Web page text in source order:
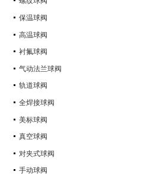
保温球阀
高温球阀
衬氟球阀
气动法兰球阀
轨道球阀
全焊接球阀
美标球阀
真空球阀
对夹式球阀
手动球阀